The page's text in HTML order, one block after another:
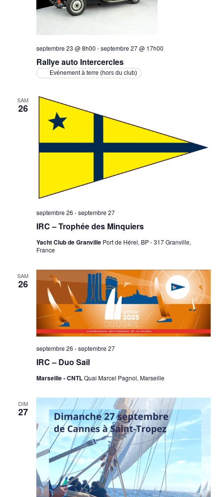
Rallye auto Intercercles
septembre 23 @ 8h00 -septembre 27 @ 17h00
Evénement à terre (hors du club)
SAM
26
IRC – Trophée des Minquiers
septembre 26 -septembre 27
Yacht Club de Granville Port de Hérel, BP - 317 Granville,
France
SAM
26
IRC – Duo Sail
septembre 26 -septembre 27
Marseille - CNTLQuai Marcel Pagnol, Marseille
DIM
27